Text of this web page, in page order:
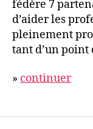
fédère 7
d’aider les
pleinement
tant d’un point
» continuer